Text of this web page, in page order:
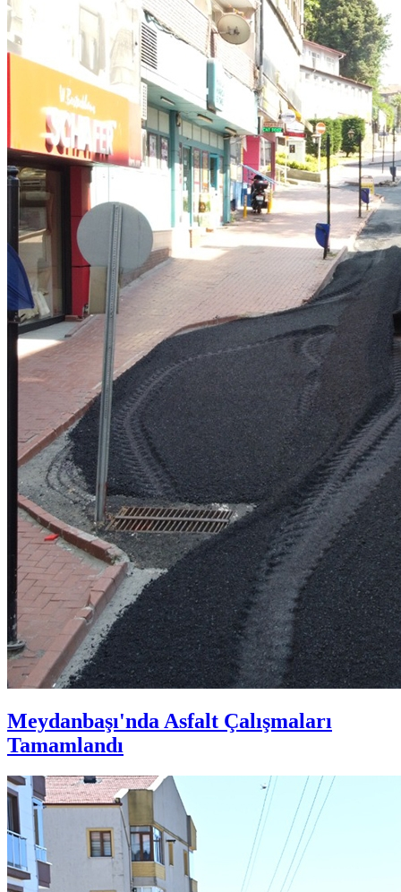
Meydanbaşı'nda Asfalt Çalışmaları
Tamamlandı